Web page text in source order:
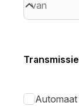
Transmissie
Automaat